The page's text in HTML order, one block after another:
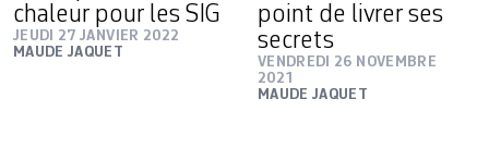
chaleur pour les SIG
JEUDI 27 JANVIER 2022
MAUDE JAQUET
point de livrer ses
secrets
VENDREDI 26 NOVEMBRE
2021
MAUDE JAQUET